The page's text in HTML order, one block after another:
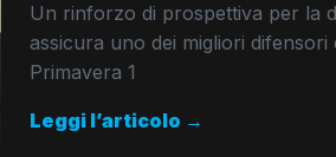
Un rinforzo di prospettiva per la
assicura uno dei migliori
Primavera 1
Leggi l’articolo →